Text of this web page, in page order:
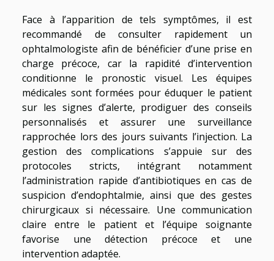
Face à l’apparition de tels symptômes, il est
recommandé de consulter rapidement un
ophtalmologiste afin de bénéficier d’une prise en
charge précoce, car la rapidité d’intervention
conditionne le pronostic visuel. Les équipes
médicales sont formées pour éduquer le patient
sur les signes d’alerte, prodiguer des conseils
personnalisés et assurer une surveillance
rapprochée lors des jours suivants l’injection. La
gestion des complications s’appuie sur des
protocoles stricts, intégrant notamment
l’administration rapide d’antibiotiques en cas de
suspicion d’endophtalmie, ainsi que des gestes
chirurgicaux si nécessaire. Une communication
claire entre le patient et l’équipe soignante
favorise une détection précoce et une
intervention adaptée.